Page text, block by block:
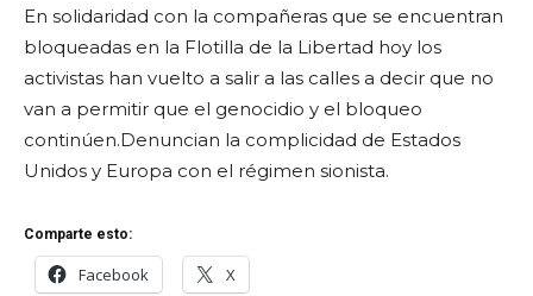
En solidaridad con la compañeras que se encuentran
bloqueadas en la Flotilla de la Libertad hoy los
activistas han vuelto a salir a las calles a decir que no
van a permitir que el genocidio y el bloqueo
continúen.Denuncian la complicidad de Estados
Unidos y Europa con el régimen sionista.
Comparte esto:
Facebook X